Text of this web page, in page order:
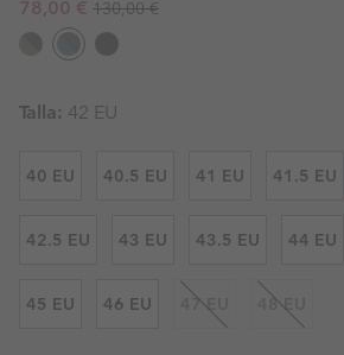
Sale price:
78,00 € Regular price:
130,00 €
Talla: 42 EU
40 EU 40.5 EU 41 EU 41.5 EU
42.5 EU 43 EU 43.5 EU 44 EU
45 EU 46 EU 47 EU 48 EU